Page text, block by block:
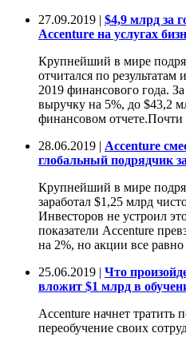
27.09.2019 | $4,9 млрд за
Accenture на услугах
Крупнейший в мире
отчитался по результатам
2019 финансового года.
выручку на 5%, до $43,2
финансовом
28.06.2019 | Accenture
глобальный подрядчик
Крупнейший в мире
заработал $1,25 млрд
Инвесторов не устроил
показатели Accenture
на 2%, но акции все
25.06.2019 | Что
вложит $1 млрд в
Accenture начнет тратить
переобучение своих